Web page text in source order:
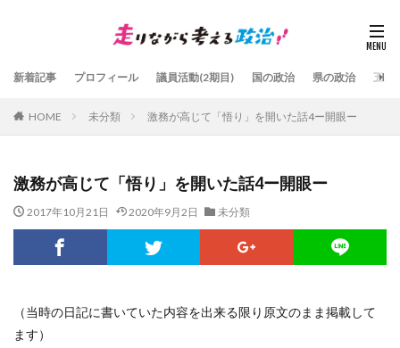
新着記事 プロフィール 議員活動(2期目) 国の政治 県の政治 五島
HOME 未分類 激務が高じて「悟り」を開いた話4ー開眼ー
激務が高じて「悟り」を開いた話4ー開眼ー
2017年10月21日 2020年9月2日 未分類
（当時の日記に書いていた内容を出来る限り原文のまま掲載して
ます）